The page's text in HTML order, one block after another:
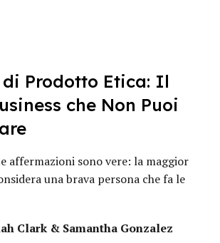
Prodotto Etica: Il
che Non Puoi
affermazioni sono vere: la maggior
una brava persona che fa le
Clark & Samantha Gonzalez